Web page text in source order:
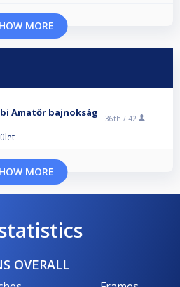
MORE
Amatőr bajnokság
36th / 42
MORE
OVERALL